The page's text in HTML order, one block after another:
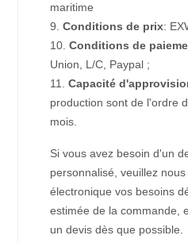
maritime
9.Conditions de prix:
10.Conditions de
Union, L/C, Paypal ;
11.Capacité
production sont de l'ordre
mois.
Si vous avez besoin d'un
personnalisé, veuillez
électronique vos besoins
estimée de la commande,
un devis dès que possible.